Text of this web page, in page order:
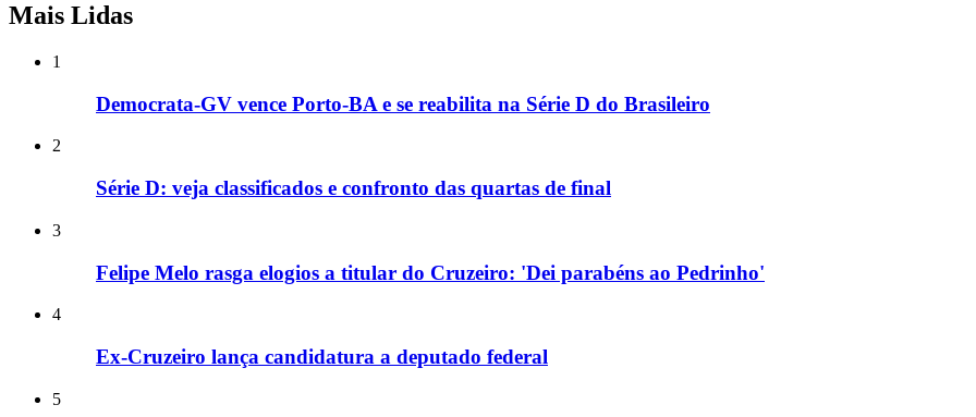
Mais Lidas
1
Democrata-GV vence Porto-BA e se reabilita na Série D do Brasileiro
2
Série D: veja classificados e confronto das quartas de final
3
Felipe Melo rasga elogios a titular do Cruzeiro: 'Dei parabéns ao Pedrinho'
4
Ex-Cruzeiro lança candidatura a deputado federal
5